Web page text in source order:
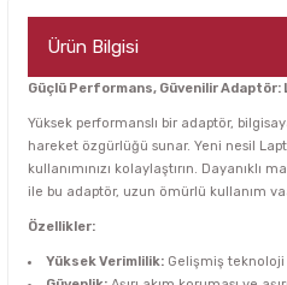
Ürün Bilgisi
Güçlü Performans, Güvenilir
Yüksek performanslı bir adaptör,
hareket özgürlüğü sunar. Yeni nesil
kullanımınızı kolaylaştırın. Dayanıklı
ile bu adaptör, uzun ömürlü kullanım
Özellikler:
Yüksek Verimlilik: Gelişmiş